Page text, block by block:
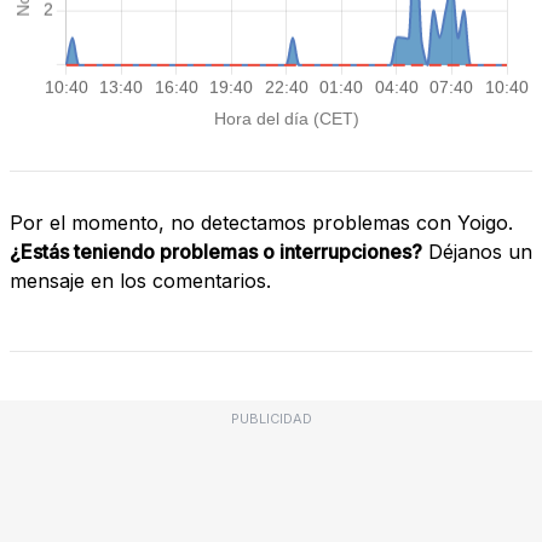
Por el momento, no detectamos problemas con Yoigo.
¿Estás teniendo problemas o interrupciones? Déjanos un
mensaje en los comentarios.
PUBLICIDAD